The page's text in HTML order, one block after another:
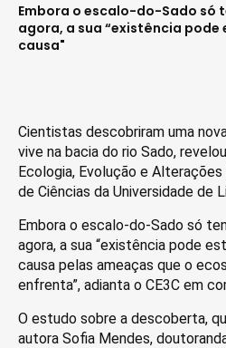
Embora o escalo-do-Sado só
agora, a sua “existência pode
causa"
Cientistas descobriram uma
vive na bacia do rio Sado,
Ecologia, Evolução e
de Ciências da Universidade de
Embora o escalo-do-Sado só
agora, a sua “existência pode
causa pelas ameaças que o
enfrenta”, adianta o CE3C em
O estudo sobre a descoberta,
autora Sofia Mendes,